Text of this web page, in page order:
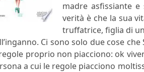
madre asfissiante
verità è che la sua
truffatrice, figlia di
Ci sono solo due cose
proprio non piacciono: ok
a cui le regole piacciono